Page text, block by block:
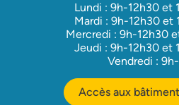
Lundi : 9h-12h30 et
Mardi : 9h-12h30 et
Mercredi : 9h-12h30
Jeudi : 9h-12h30 et
Vendredi :
Accès aux